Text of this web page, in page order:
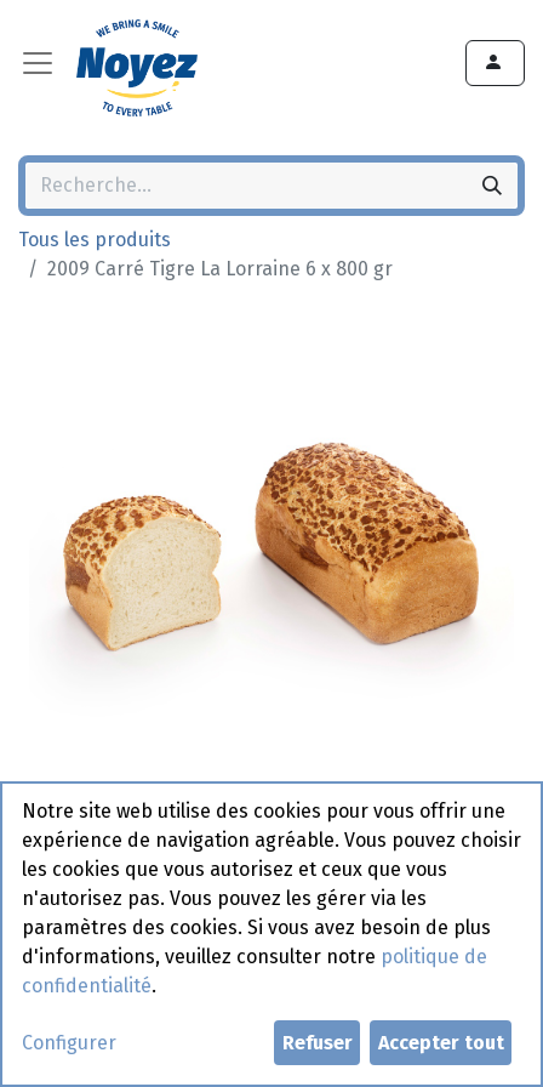
Tous les produits
2009 Carré Tigre La Lorraine 6 x 800 gr
2009 Carré Tigre La Lorraine 6 x
800 gr
Actif
Demander un compte
Notre site web utilise des cookies pour vous offrir une
expérience de navigation agréable. Vous pouvez choisir
les cookies que vous autorisez et ceux que vous
n'autorisez pas. Vous pouvez les gérer via les
paramètres des cookies. Si vous avez besoin de plus
d'informations, veuillez consulter notre politique de
confidentialité.
Configurer Refuser Accepter tout